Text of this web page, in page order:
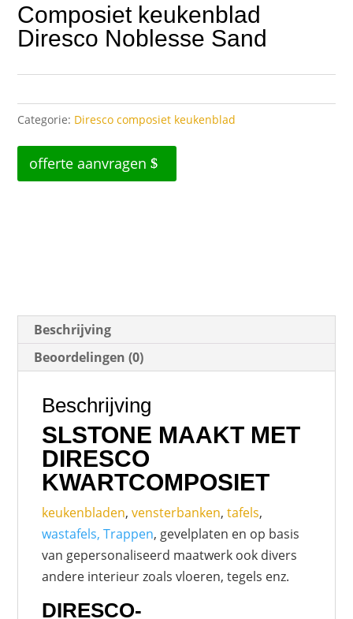
Composiet keukenblad
Diresco Noblesse Sand
Categorie: Diresco composiet keukenblad
offerte aanvragen
Beschrijving
Beoordelingen (0)
Beschrijving
SLSTONE MAAKT MET
DIRESCO
KWARTCOMPOSIET
keukenbladen,vensterbanken,tafels,
wastafels, Trappen, gevelplaten en op basis
van gepersonaliseerd maatwerk ook divers
andere interieur zoals vloeren, tegels enz.
DIRESCO-